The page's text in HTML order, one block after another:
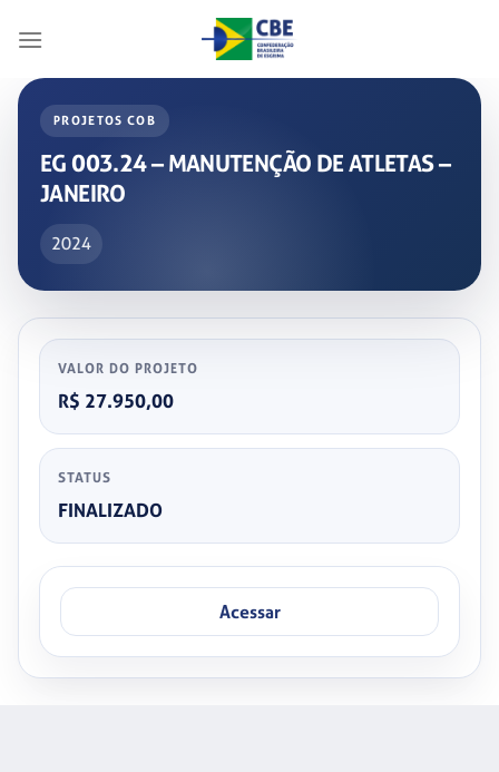
PROJETOS COB
EG 003.24 – MANUTENÇÃO DE ATLETAS –
JANEIRO
2024
VALOR DO PROJETO
R$ 27.950,00
STATUS
FINALIZADO
Acessar